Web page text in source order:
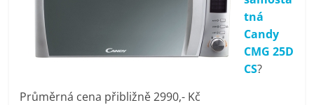
kávovary,
bazény
Nejlepší
tná
Candy
CMG 25D
CS?
Průměrná cena přibližně 2990,- Kč